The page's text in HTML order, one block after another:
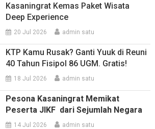
Kasaningrat Kemas Paket Wisata
Deep Experience
20 Jul 2026 admin satu
KTP Kamu Rusak? Ganti Yuuk di Reuni
40 Tahun Fisipol 86 UGM. Gratis!
18 Jul 2026 admin satu
Pesona Kasaningrat Memikat
Peserta JIKF dari Sejumlah Negara
14 Jul 2026 admin satu